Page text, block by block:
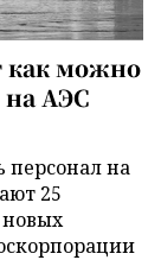
как можно
на АЭС
персонал на
25
новых